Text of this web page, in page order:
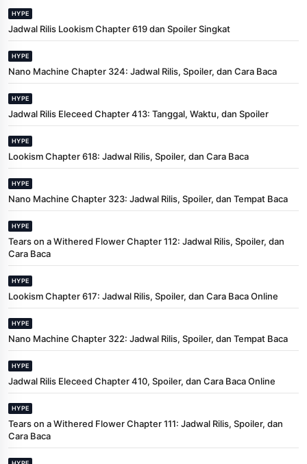
HYPE
Jadwal Rilis Lookism Chapter 619 dan Spoiler Singkat
HYPE
Nano Machine Chapter 324: Jadwal Rilis, Spoiler, dan Cara Baca
HYPE
Jadwal Rilis Eleceed Chapter 413: Tanggal, Waktu, dan Spoiler
HYPE
Lookism Chapter 618: Jadwal Rilis, Spoiler, dan Cara Baca
HYPE
Nano Machine Chapter 323: Jadwal Rilis, Spoiler, dan Tempat Baca
HYPE
Tears on a Withered Flower Chapter 112: Jadwal Rilis, Spoiler, dan
Cara Baca
HYPE
Lookism Chapter 617: Jadwal Rilis, Spoiler, dan Cara Baca Online
HYPE
Nano Machine Chapter 322: Jadwal Rilis, Spoiler, dan Tempat Baca
HYPE
Jadwal Rilis Eleceed Chapter 410, Spoiler, dan Cara Baca Online
HYPE
Tears on a Withered Flower Chapter 111: Jadwal Rilis, Spoiler, dan
Cara Baca